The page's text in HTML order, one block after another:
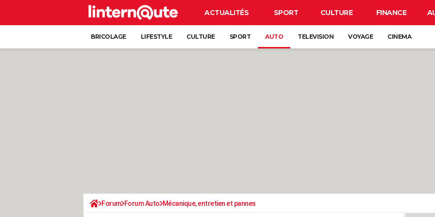
ACTUALITÉS SPORT CULTURE FINANCE
BRICOLAGE LIFESTYLE CULTURE SPORT AUTO TELEVISION VOYAGE CINEMA
Forum Forum Auto Mécanique, entretien et pannes